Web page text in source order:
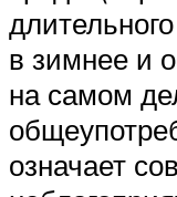
в зимнее и
на самом
означает